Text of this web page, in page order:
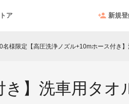
ア 新規
様限定【高圧洗浄ノズル+10mホース付き】洗車
】洗車用タオ